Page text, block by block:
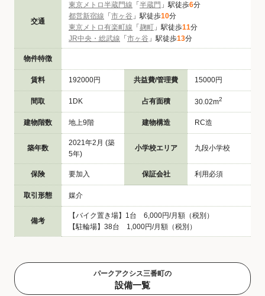
交通
東京メトロ半蔵門線 「 半蔵門 」駅徒歩6分
都営新宿線 「 市ヶ谷 」駅徒歩10分
東京メトロ有楽町線 「 麹町 」駅徒歩11分
JR中央・総武線 「 市ヶ谷 」駅徒歩13分
物件特徴
賃料 192000円 共益費/管理費 15000円
間取 1DK 占有面積 30.02m2
建物階数 地上9階 建物構造 RC造
築年数
2021年2月 (築
5年)
小学校エリア 九段小学校
保険 要加入 保証会社 利用必須
取引形態 媒介
備考
【バイク置き場】1台 6,000円/月額（税別）
【駐輪場】38台 1,000円/月額（税別）
パークアクシス三番町の
設備一覧